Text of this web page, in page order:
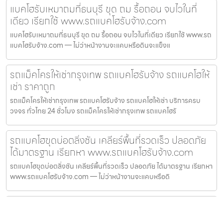
แบคโฮรับเหมาถมที่ธนบุรี ขุด ถม รื้อถอน จบไวในที่
เดียว เรียกใช้ www.รถแบคโฮรับจ้าง.com
แบคโฮรับเหมาถมที่ธนบุรี ขุด ถม รื้อถอน จบไวในที่เดียว เรียกใช้ www.รถ
แบคโฮรับจ้าง.com — ไม่ว่าหน้างานจะแคบหรือดินจะแข็งแ
รถแม็คโครให้เช่ากรุงเทพ รถแบคโฮรับจ้าง รถแบคโฮให้
เช่า ราคาถูก
รถแม็คโครให้เช่ากรุงเทพ รถแบคโฮรับจ้าง รถแบคโฮให้เช่า บริการครบ
วงจร ทั่วไทย 24 ชั่วโมง รถแม็คโครให้เช่ากรุงเทพ รถแบคโฮรั
รถแบคโฮขุดบ่อตลิ่งชัน เคลียร์พื้นที่รวดเร็ว ปลอดภัย
ได้มาตรฐาน เรียกหา www.รถแบคโฮรับจ้าง.com
รถแบคโฮขุดบ่อตลิ่งชัน เคลียร์พื้นที่รวดเร็ว ปลอดภัย ได้มาตรฐาน เรียกหา
www.รถแบคโฮรับจ้าง.com — ไม่ว่าหน้างานจะแคบหรือดิ